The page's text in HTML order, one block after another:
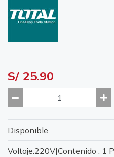
S/ 25.90
Disponible
Voltaje:220V|Contenido : 1